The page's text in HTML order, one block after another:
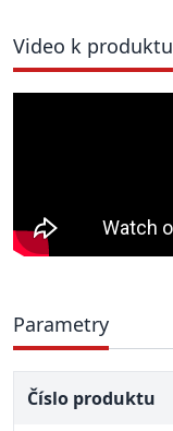
Video k produktu
Parametry
Číslo produktu